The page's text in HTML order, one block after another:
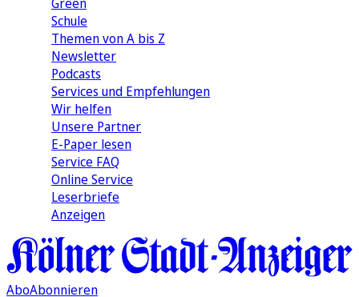
Schule
Themen von A bis Z
Newsletter
Podcasts
Services und Empfehlungen
Wir helfen
Unsere Partner
E-Paper lesen
Service FAQ
Online Service
Leserbriefe
Anzeigen
AboAbonnieren